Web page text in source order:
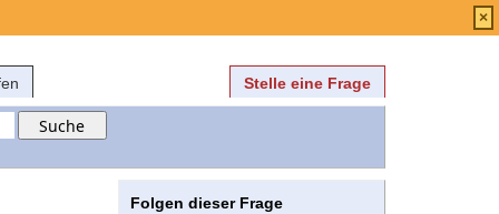
Stelle eine Frage
Folgen dieser Frage
×